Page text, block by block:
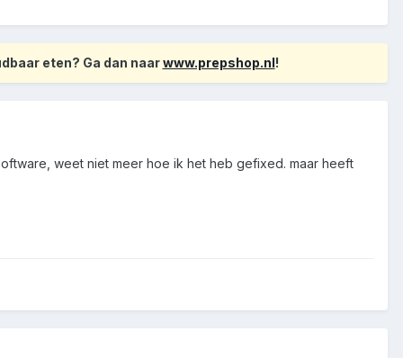
eten? Ga dan naarwww.prepshop.nl!
weet niet meer hoe ik het heb gefixed. maar heeft